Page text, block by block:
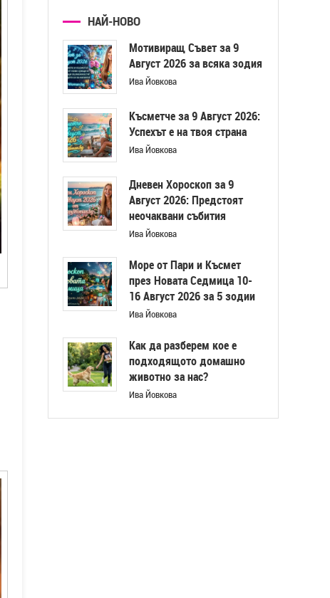
НАЙ-НОВО
Мотивиращ Съвет за 9
Август 2026 за всяка зодия
Ива Йовкова
Късметче за 9 Август 2026:
Успехът е на твоя страна
Ива Йовкова
Дневен Хороскоп за 9
Август 2026: Предстоят
неочаквани събития
Ива Йовкова
Море от Пари и Късмет
през Новата Седмица 10-
16 Август 2026 за 5 зодии
Ива Йовкова
Как да разберем кое е
подходящото домашно
животно за нас?
Ива Йовкова